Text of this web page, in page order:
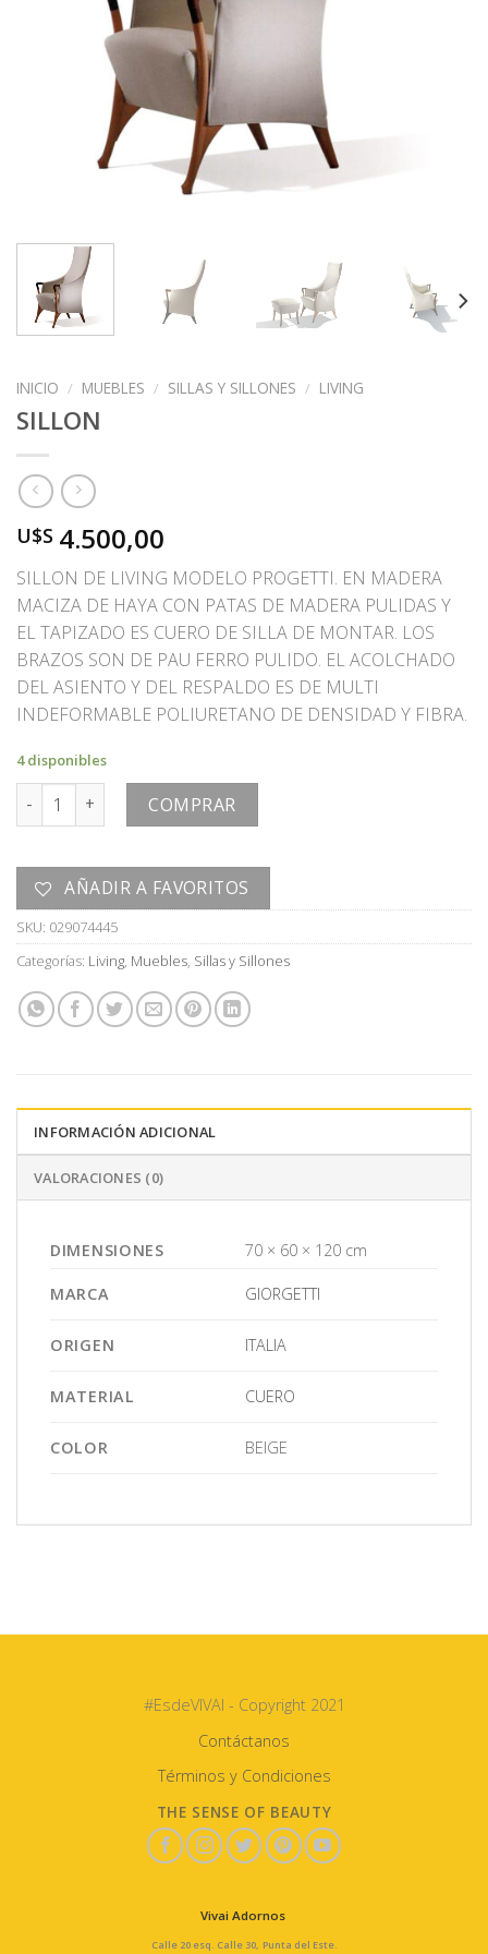
INICIO / MUEBLES / SILLAS Y SILLONES / LIVING
SILLON
U$S 4.500,00
SILLON DE LIVING MODELO PROGETTI. EN MADERA
MACIZA DE HAYA CON PATAS DE MADERA PULIDAS Y
EL TAPIZADO ES CUERO DE SILLA DE MONTAR. LOS
BRAZOS SON DE PAU FERRO PULIDO. EL ACOLCHADO
DEL ASIENTO Y DEL RESPALDO ES DE MULTI
INDEFORMABLE POLIURETANO DE DENSIDAD Y FIBRA.
4 disponibles
SILLON cantidad COMPRAR
AÑADIR A FAVORITOS
SKU: 029074445
Categorías: Living, Muebles, Sillas y Sillones
INFORMACIÓN ADICIONAL
VALORACIONES (0)
DIMENSIONES 70 × 60 × 120 cm
MARCA GIORGETTI
ORIGEN ITALIA
MATERIAL CUERO
COLOR BEIGE
#EsdeVIVAI - Copyright 2021
Contáctanos
Términos y Condiciones
THE SENSE OF BEAUTY
Vivai Adornos
Calle 20 esq. Calle 30, Punta del Este.